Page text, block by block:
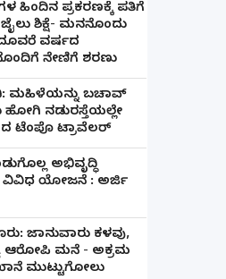
ಹಿಂದಿನ ಪ್ರಕರಣಕ್ಕೆ ಪತಿಗೆ
ಶಿಕ್ಷೆ- ಮನನೊಂದು
ವರ್ಷದ
ನೇಣಿಗೆ ಶರಣು
ಮಹಿಳೆಯನ್ನು ಬಚಾವ್
ನಡುರಸ್ತೆಯಲ್ಲೇ
ಟೆಂಪೊ ಟ್ರಾವೆಲರ್
ಅಭಿವೃದ್ಧಿ
ಯೋಜನೆ : ಅರ್ಜಿ
ಜಾನುವಾರು ಕಳವು,
ಆರೋಪಿ ಮನೆ - ಅಕ್ರಮ
ಮುಟ್ಟುಗೋಲು